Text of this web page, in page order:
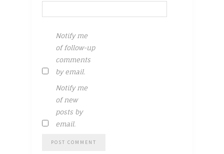
Notify me
of follow-up
comments
by email.
Notify me
of new
posts by
email.